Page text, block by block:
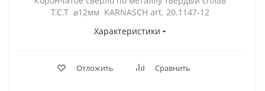
Т.С.Т ⌀12мм KARNASCH art. 20.1147-12
Характеристики
Отложить Сравнить